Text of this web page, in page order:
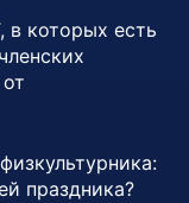
которых есть
праздника?